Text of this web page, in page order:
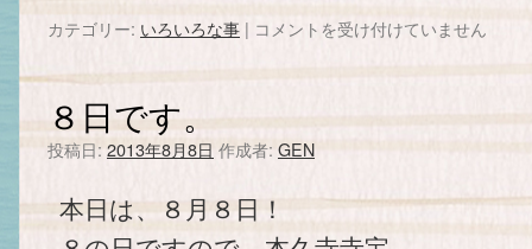
カテゴリー: いろいろな事 | 通
の
お
ら
せ。
は
コメントを受け付けていません
８日です。
投稿日: 2013年8月8日 作成者: GEN
本日は、８月８日！